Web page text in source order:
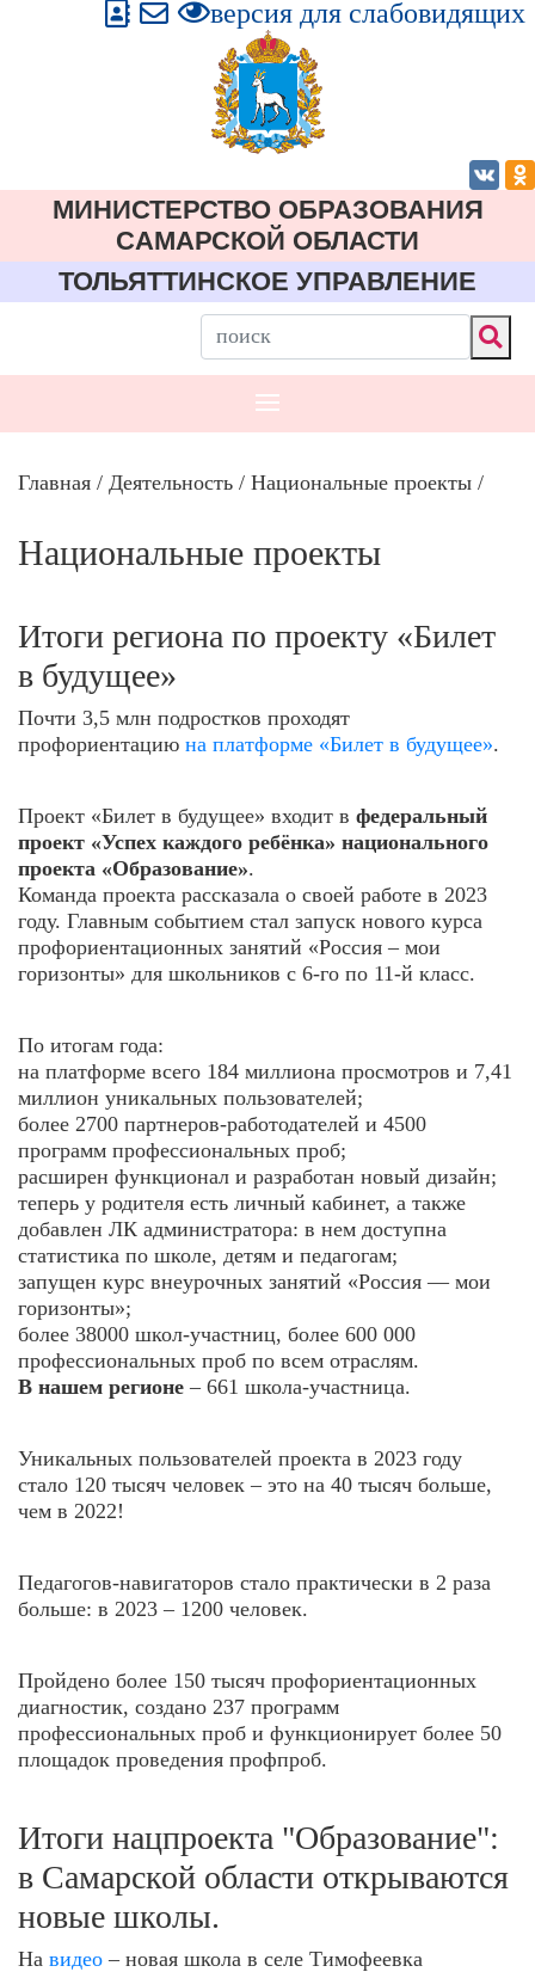
версия для слабовидящих
МИНИСТЕРСТВО ОБРАЗОВАНИЯ
CАМАРСКОЙ ОБЛАСТИ
ТОЛЬЯТТИНСКОЕ УПРАВЛЕНИЕ
Главная / Деятельность / Национальные проекты /
Национальные проекты
Итоги региона по проекту «Билет
в будущее»
Почти 3,5 млн подростков проходят
профориентацию на платформе «Билет в будущее».
Проект «Билет в будущее» входит в федеральный
проект «Успех каждого ребёнка» национального
проекта «Образование».
Команда проекта рассказала о своей работе в 2023
году. Главным событием стал запуск нового курса
профориентационных занятий «Россия – мои
горизонты» для школьников с 6-го по 11-й класс.
По итогам года:
на платформе всего 184 миллиона просмотров и 7,41
миллион уникальных пользователей;
более 2700 партнеров-работодателей и 4500
программ профессиональных проб;
расширен функционал и разработан новый дизайн;
теперь у родителя есть личный кабинет, а также
добавлен ЛК администратора: в нем доступна
статистика по школе, детям и педагогам;
запущен курс внеурочных занятий «Россия — мои
горизонты»;
более 38000 школ-участниц, более 600 000
профессиональных проб по всем отраслям.
В нашем регионе – 661 школа-участница.
Уникальных пользователей проекта в 2023 году
стало 120 тысяч человек – это на 40 тысяч больше,
чем в 2022!
Педагогов-навигаторов стало практически в 2 раза
больше: в 2023 – 1200 человек.
Пройдено более 150 тысяч профориентационных
диагностик, создано 237 программ
профессиональных проб и функционирует более 50
площадок проведения профпроб.
Итоги нацпроекта "Образование":
в Самарской области открываются
новые школы.
На видео – новая школа в селе Тимофеевка